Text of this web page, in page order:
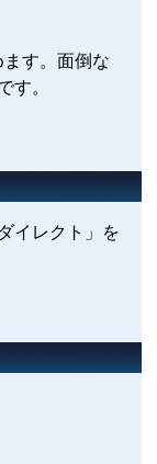
す。面倒な
す。
イレクト」を